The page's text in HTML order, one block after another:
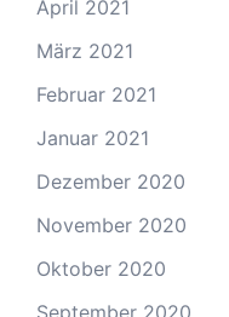
April 2021
März 2021
Februar 2021
Januar 2021
Dezember 2020
November 2020
Oktober 2020
September 2020